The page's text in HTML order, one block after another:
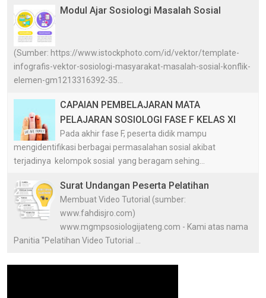
Modul Ajar Sosiologi Masalah Sosial
(Sumber: https://www.istockphoto.com/id/vektor/template-
infografis-vektor-sosiologi-masyarakat-masalah-sosial-konflik-
elemen-gm1213316392-35...
CAPAIAN PEMBELAJARAN MATA
PELAJARAN SOSIOLOGI FASE F KELAS XI
Pada akhir fase F, peserta didik mampu
mengidentifikasi berbagai permasalahan sosial akibat
terjadinya kelompok sosial yang beragam sehing...
Surat Undangan Peserta Pelatihan
Membuat Video Tutorial (sumber:
www.fahdisjro.com)
www.mgmpsosiologijateng.com - Kami atas nama
Panitia "Pelatihan Video Tutorial ...